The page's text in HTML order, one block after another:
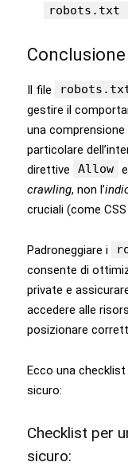
robots.txt
Conclusione
Il file
gestire il
una
particolare
direttive
Allow e
crawling, non l’
cruciali (come
Padroneggiare i
consente di
private e
accedere alle
posizionare
Ecco una checklist
sicuro:
Checklist per
sicuro: